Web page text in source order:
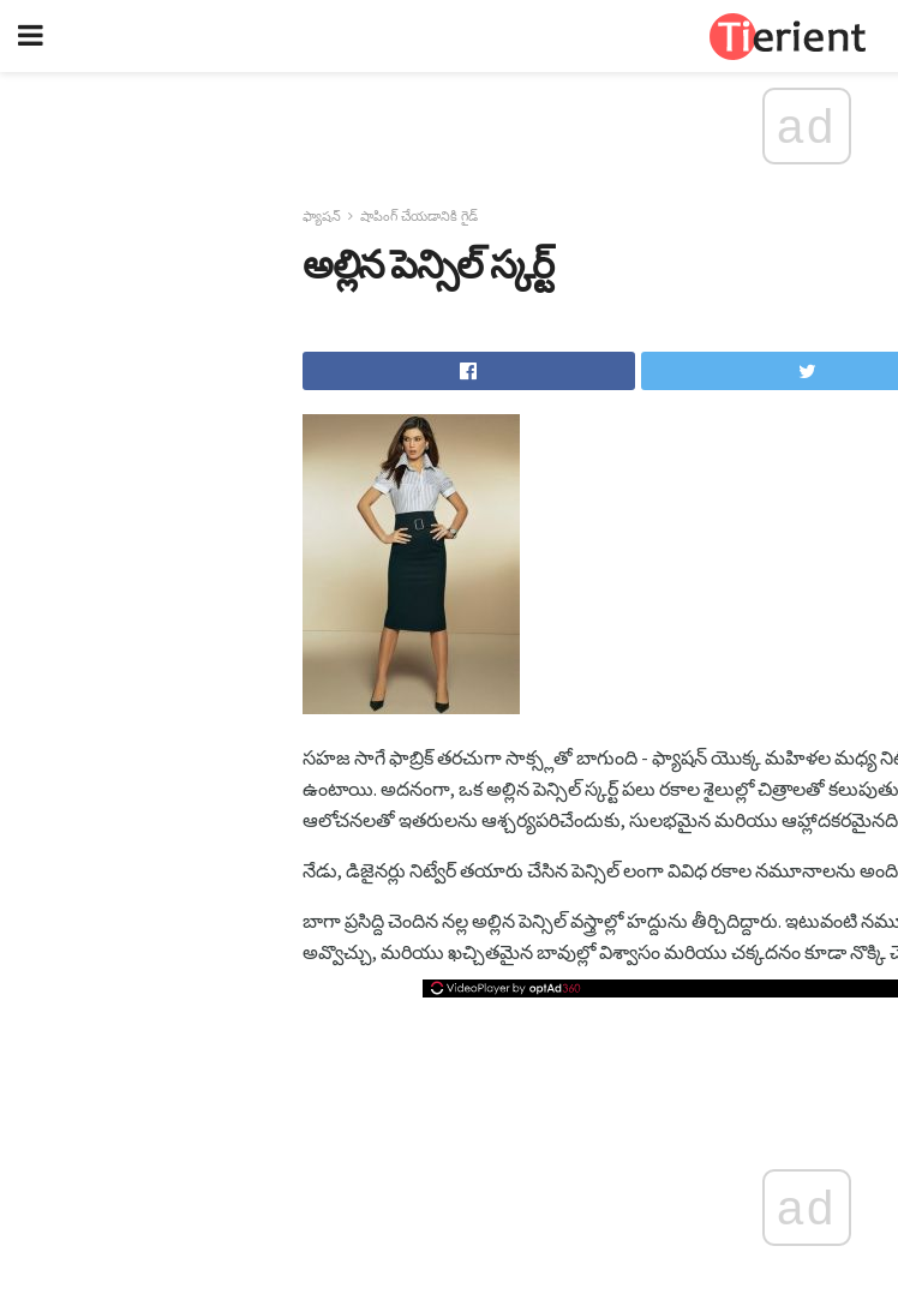
ad
ఫ్యాషన్ షాపింగ్ చేయడానికి గైడ్
అల్లిన పెన్సిల్ స్కర్ట్
సహజ సాగే ఫాబ్రిక్ తరచుగా సాక్స్లతో బాగుంది - ఫ్యాషన్ యొక్క మహిళల మధ్య
ఉంటాయి. అదనంగా, ఒక అల్లిన పెన్సిల్ స్కర్ట్ పలు రకాల శైలుల్లో చిత్రాలతో
ఆలోచనలతో ఇతరులను ఆశ్చర్యపరిచేందుకు, సులభమైన మరియు
నేడు, డిజైనర్లు నిట్వేర్ తయారు చేసిన పెన్సిల్ లంగా వివిధ రకాల నమూనాలను
బాగా ప్రసిద్ది చెందిన నల్ల అల్లిన పెన్సిల్ వస్త్రాల్లో హద్దును తీర్చిదిద్దారు.
అవ్వొచ్చు, మరియు ఖచ్చితమైన బావుల్లో విశ్వాసం మరియు చక్కదనం కూడా నొక్కి
ad